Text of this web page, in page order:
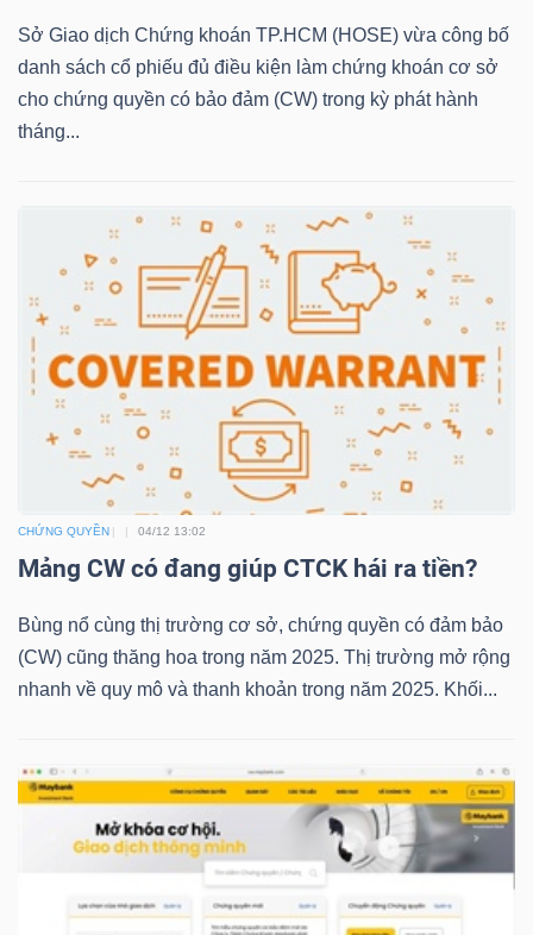
Sở Giao dịch Chứng khoán TP.HCM (HOSE) vừa công bố
danh sách cổ phiếu đủ điều kiện làm chứng khoán cơ sở
cho chứng quyền có bảo đảm (CW) trong kỳ phát hành
tháng...
CHỨNG QUYỀN 04/12 13:02
Mảng CW có đang giúp CTCK hái ra tiền?
Bùng nổ cùng thị trường cơ sở, chứng quyền có đảm bảo
(CW) cũng thăng hoa trong năm 2025. Thị trường mở rộng
nhanh về quy mô và thanh khoản trong năm 2025. Khối...
VS-
SECTOR
LƯỢNG
NGUYÊN
VẬT
LIỆU
CÔNG
NGHIỆP
TIÊU
DÙNG
KHÔNG
THIẾT